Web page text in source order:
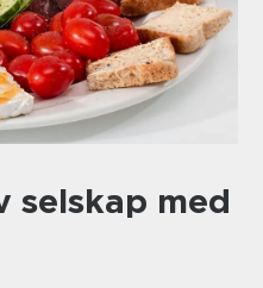
selskap med